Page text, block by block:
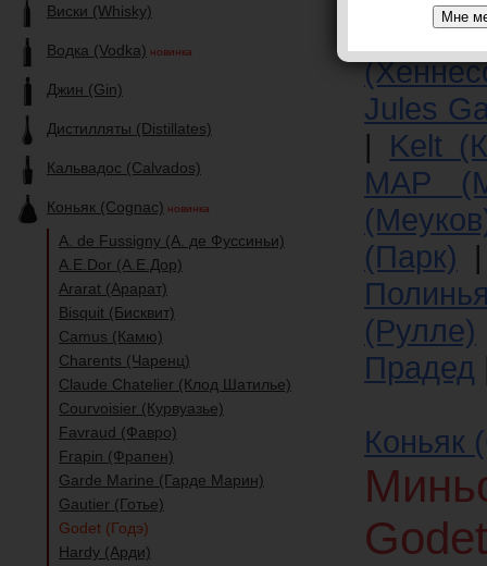
Виски (Whisky)
Водка (Vodka) новинка
Джин (Gin)
Дистилляты (Distillates)
Кальвадос (Calvados)
Коньяк (Cognac) новинка
A. de Fussigny (А. де Фуссиньи)
A.E.Dor (А.Е.Дор)
Ararat (Арарат)
Bisquit (Бисквит)
Camus (Камю)
Charents (Чаренц)
Claude Chatelier (Клод Шатилье)
Courvoisier (Курвуазье)
Favraud (Фавро)
Frapin (Фрапен)
Garde Marine (Гарде Марин)
Gautier (Готье)
Godet (Годэ)
Hardy (Арди)
Jules
| Kelt
MAP
(Парк)
(Рулле)
Прадед
Коньяк